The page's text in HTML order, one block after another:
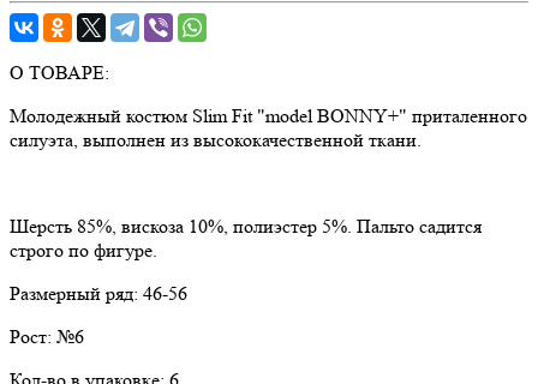
О ТОВАРЕ:
Молодежный костюм Slim Fit "model BONNY+" приталенного
силуэта, выполнен из высококачественной ткани.
Шерсть 85%, вискоза 10%, полиэстер 5%. Пальто садится
строго по фигуре.
Размерный ряд: 46-56
Рост: №6